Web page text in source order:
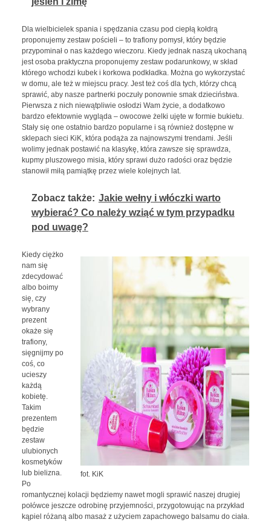
Dla wielbicielek spania i spędzania czasu pod ciepłą kołdrą
proponujemy zestaw pościeli – to trafiony pomysł, który będzie
przypominał o nas każdego wieczoru. Kiedy jednak naszą ukochaną
jest osoba praktyczna proponujemy zestaw podarunkowy, w skład
którego wchodzi kubek i korkowa podkładka. Można go wykorzystać
w domu, ale też w miejscu pracy. Jest też coś dla tych, którzy chcą
sprawić, aby nasze partnerki poczuły ponownie smak dzieciństwa.
Pierwsza z nich niewątpliwie osłodzi Wam życie, a dodatkowo
bardzo efektownie wygląda – owocowe żelki ujęte w formie bukietu.
Stały się one ostatnio bardzo popularne i są również dostępne w
sklepach sieci KiK, która podąża za najnowszymi trendami. Jeśli
wolimy jednak postawić na klasykę, która zawsze się sprawdza,
kupmy pluszowego misia, który sprawi dużo radości oraz będzie
stanowił miłą pamiątkę przez wiele kolejnych lat.
Zobacz także: Jakie wełny i włóczki warto
wybierać? Co należy wziąć w tym przypadku
pod uwagę?
fot. KiK
Kiedy ciężko
nam się
zdecydować
albo boimy
się, czy
wybrany
prezent
okaże się
trafiony,
sięgnijmy po
coś, co
ucieszy
każdą
kobietę.
Takim
prezentem
będzie
zestaw
ulubionych
kosmetyków
lub bielizna.
Po
romantycznej kolacji będziemy nawet mogli sprawić naszej drugiej
połówce jeszcze odrobinę przyjemności, przygotowując na przykład
kąpiel różaną albo masaż z użyciem zapachowego balsamu do ciała.